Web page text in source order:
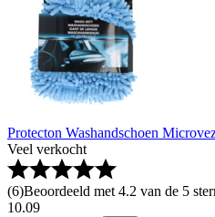
Protecton Washandschoen
Veel verkocht
(6)Beoordeeld met 4.2 van de 5
10.09